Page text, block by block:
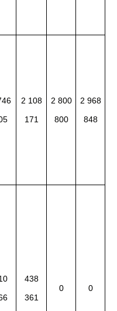
2 108
171
2 800
800
2 968
848
438
361
0 0